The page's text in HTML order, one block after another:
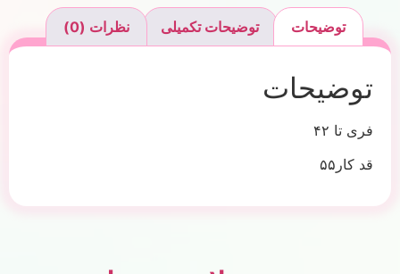
توضیحات توضیحات تکمیلی نظرات (0)
توضیحات
فری تا ۴۲
قد کار۵۵